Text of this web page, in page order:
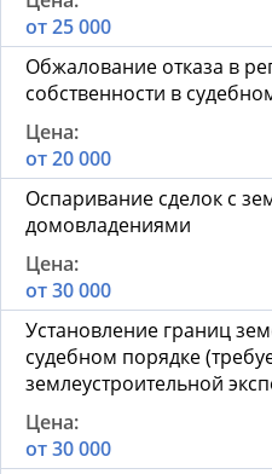
от 25 000
Обжалование отказа в
собственности в
от 20 000
Оспаривание сделок с
домовладениями
от 30 000
Установление границ
судебном порядке
землеустроительной
от 30 000